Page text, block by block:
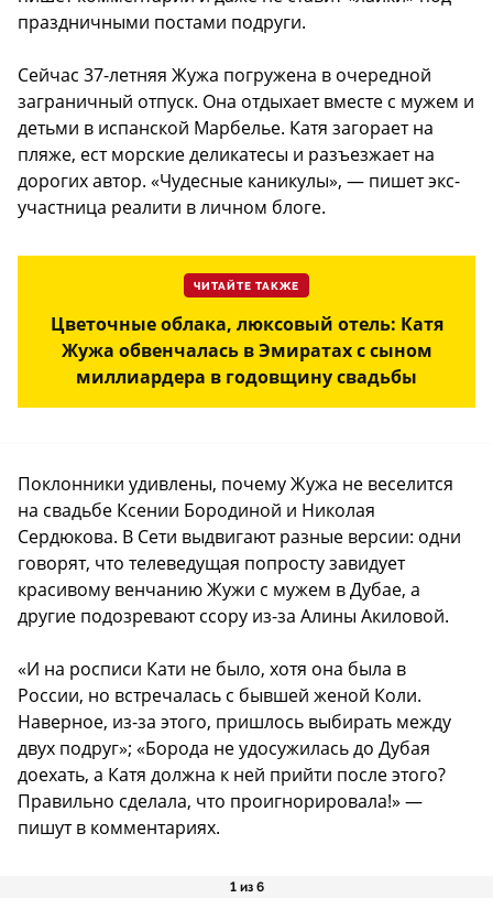
праздничными постами подруги.
Сейчас 37-летняя Жужа погружена в очередной
заграничный отпуск. Она отдыхает вместе с мужем и
детьми в испанской Марбелье. Катя загорает на
пляже, ест морские деликатесы и разъезжает на
дорогих автор. «Чудесные каникулы», — пишет экс-
участница реалити в личном блоге.
ЧИТАЙТЕ ТАКЖЕ
Цветочные облака, люксовый отель: Катя
Жужа обвенчалась в Эмиратах с сыном
миллиардера в годовщину свадьбы
Поклонники удивлены, почему Жужа не веселится
на свадьбе Ксении Бородиной и Николая
Сердюкова. В Сети выдвигают разные версии: одни
говорят, что телеведущая попросту завидует
красивому венчанию Жужи с мужем в Дубае, а
другие подозревают ссору из-за Алины Акиловой.
«И на росписи Кати не было, хотя она была в
России, но встречалась с бывшей женой Коли.
Наверное, из-за этого, пришлось выбирать между
двух подруг»; «Борода не удосужилась до Дубая
доехать, а Катя должна к ней прийти после этого?
Правильно сделала, что проигнорировала!» —
пишут в комментариях.
1 из 6